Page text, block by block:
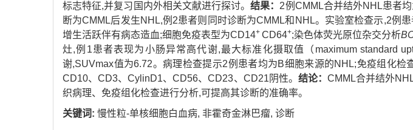
标志特征,并复习国内外相关文献进行探讨。结果： 2例CMML合并结外NHL患者
断为CMML后发生NHL,例2患者则同时诊断为CMML和NHL。实验室检查示,2例
增生活跃伴有病态造血;细胞免疫表型为CD14+ CD64+;染色体荧光原位杂交分析
灶,例1患者表现为小肠异常高代谢,最大标准化摄取值（maximum standard
谢,SUVmax值为6.72。病理检查提示2例患者均为B细胞来源的NHL;免疫组化检
CD10、CD3、CylinD1、CD56、CD23、CD21阴性。 结论： CMML合并结外
织病理、免疫组化检查进行分析,可提高其诊断的准确率。
关键词: 慢性粒-单核细胞白血病, 非霍奇金淋巴瘤, 诊断